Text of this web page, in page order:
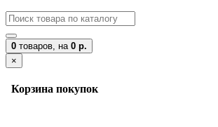
0 товаров, на 0 р.
×
Корзина покупок